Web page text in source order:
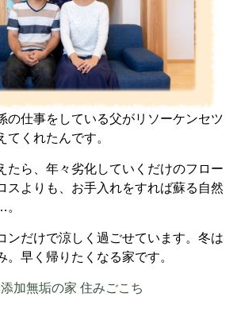
の仕事をしている父がリソーケンセツ
てくれたんです。
たら、年々劣化していくだけのフロー
スよりも、お手入れをすれば蘇る自然
ンだけで涼しく過ごせています。冬は
。早く帰りたくなる家です。
加無垢の家 住みごこち